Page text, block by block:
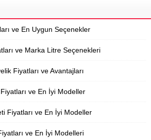
seyahatleri, açık hava etkinlikleri veya
ve En Uygun Seçenekler
ve Marka Litre Seçenekleri
Fiyatları ve Avantajları
ve En İyi Modeller
Fiyatları ve En İyi Modeller
ve En İyi Modelleri